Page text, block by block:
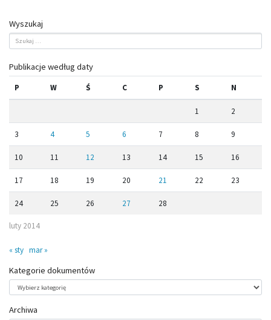
Wyszukaj
Publikacje według daty
luty 2014
P W Ś C P S N
1 2
3 4 5 6 7 8 9
10 11 12 13 14 15 16
17 18 19 20 21 22 23
24 25 26 27 28
« sty mar »
Kategorie dokumentów
dokumentów
Archiwa